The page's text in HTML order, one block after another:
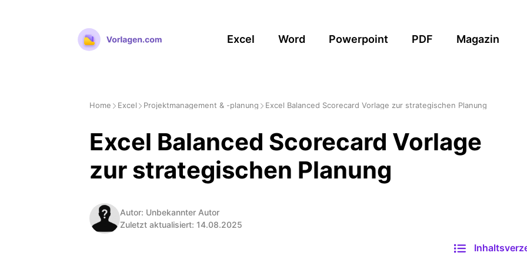
Excel Word Powerpoint PDF Magazin
Home Excel Projektmanagement & -planung Excel Balanced Scorecard Vorlage zur strategischen Planung
Excel Balanced Scorecard Vorlage
zur strategischen Planung
Autor: Unbekannter Autor
Zuletzt aktualisiert: 14.08.2025